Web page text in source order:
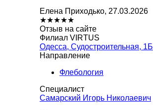
Елена Приходько, 27.03.2026
★★★★★
Отзыв на сайте
Филиал VIRTUS
Одесса, Судостроительная, 1Б
Направление
Флебология
Специалист
Самарский Игорь Николаевич